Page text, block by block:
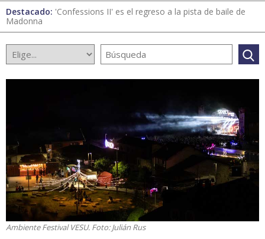
Destacado: 'Confessions II' es el regreso a la pista de baile de
Madonna
Ambiente Festival VESU. Foto: Julián Rus